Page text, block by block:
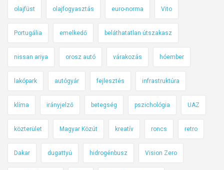
olajfüst olajfogyasztás euro-norma Vito
Portugália emelkedő beláthatatlan útszakasz
nissan ariya orosz autó várakozás hóember
lakópark autógyár fejlesztés infrastruktúra
klíma irányjelző betegség pszichológia UAZ
közterület Magyar Közút kreatív roncs retro
Dakar dugattyú hidrogénbusz Vision Zero